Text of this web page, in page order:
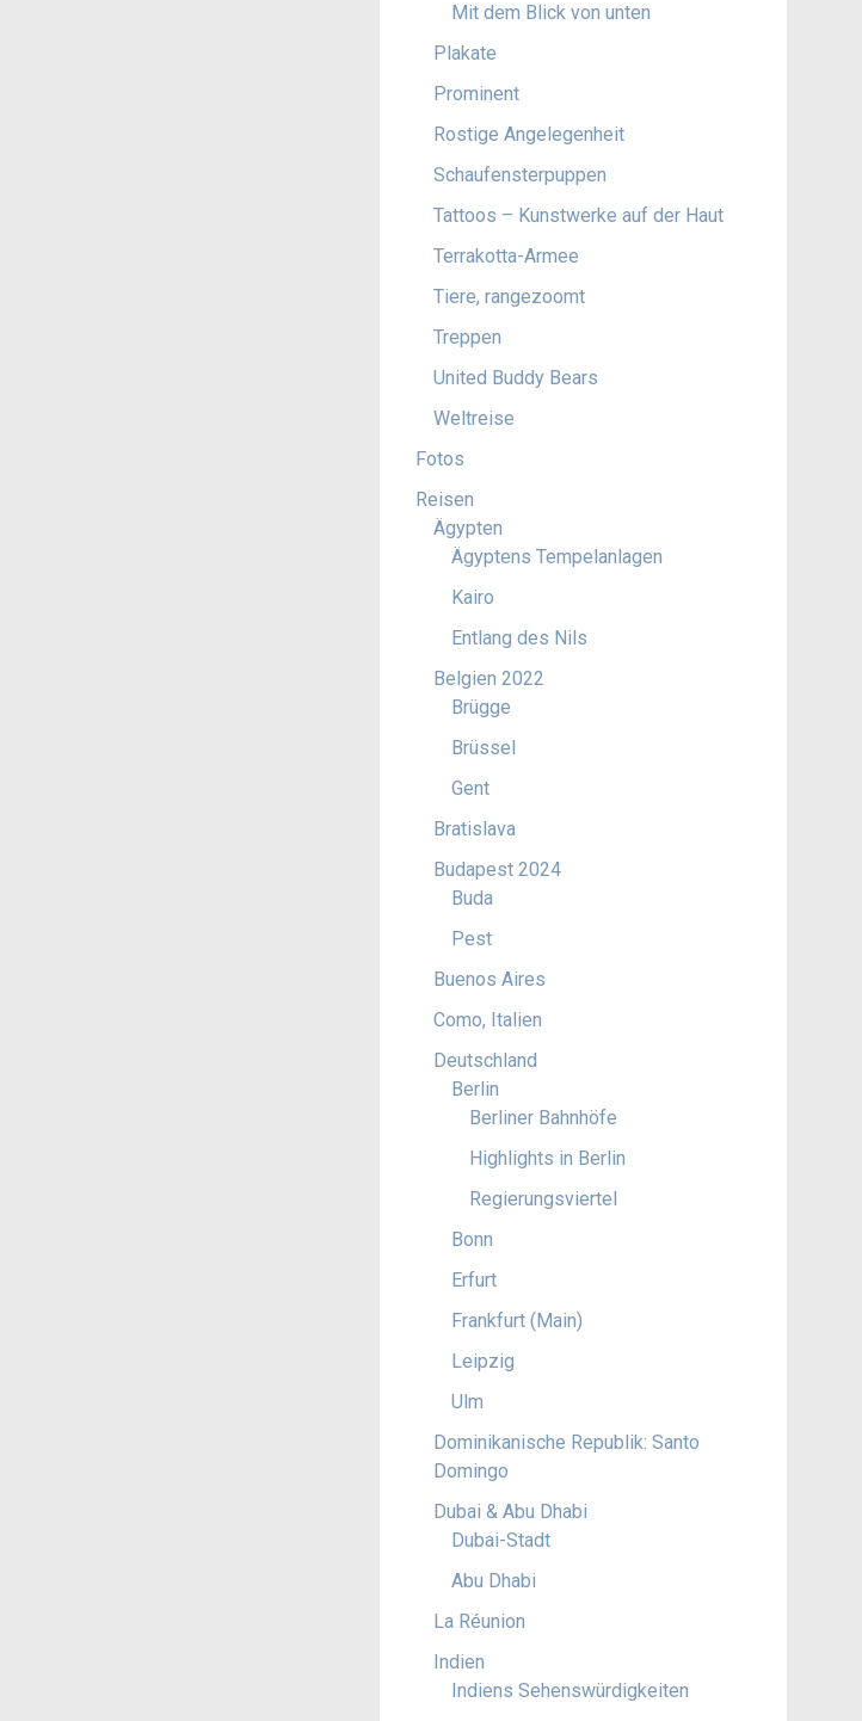
Mit dem Blick von unten
Plakate
Prominent
Rostige Angelegenheit
Schaufensterpuppen
Tattoos – Kunstwerke auf der Haut
Terrakotta-Armee
Tiere, rangezoomt
Treppen
United Buddy Bears
Weltreise
Fotos
Reisen
Ägypten
Ägyptens Tempelanlagen
Kairo
Entlang des Nils
Belgien 2022
Brügge
Brüssel
Gent
Bratislava
Budapest 2024
Buda
Pest
Buenos Aires
Como, Italien
Deutschland
Berlin
Berliner Bahnhöfe
Highlights in Berlin
Regierungsviertel
Bonn
Erfurt
Frankfurt (Main)
Leipzig
Ulm
Dominikanische Republik: Santo
Domingo
Dubai & Abu Dhabi
Dubai-Stadt
Abu Dhabi
La Réunion
Indien
Indiens Sehenswürdigkeiten